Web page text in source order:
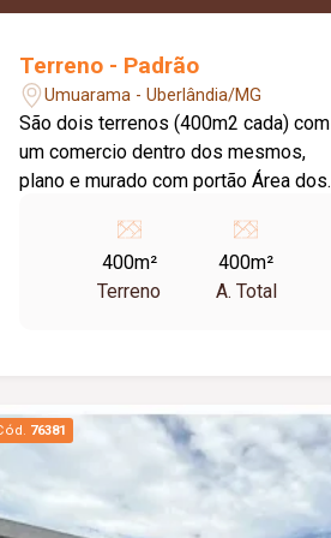
Terreno - Padrão
Umuarama - Uberlândia/MG
São dois terrenos (400m2 cada) com
um comercio dentro dos mesmos,
plano e murado com portão Área dos
400m²
Terreno
400m²
A. Total
76381